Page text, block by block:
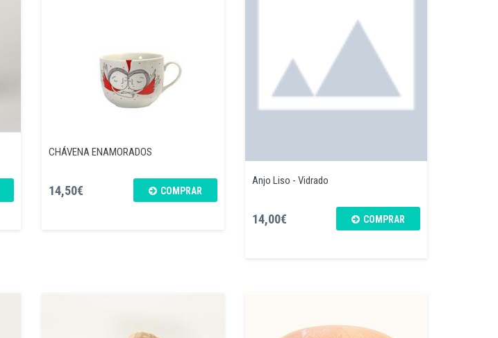
CHÁVENA ENAMORADOS
14,50€ COMPRAR
Anjo Liso - Vidrado
14,00€ COMPRAR